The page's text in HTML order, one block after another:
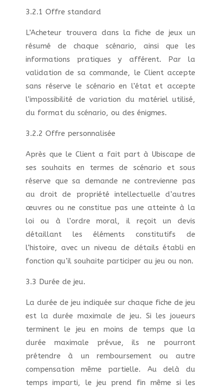
3.2.1 Offre standard
L’Acheteur trouvera dans la fiche de jeux un
résumé de chaque scénario, ainsi que les
informations pratiques y afférent. Par la
validation de sa commande, le Client accepte
sans réserve le scénario en l’état et accepte
l’impossibilité de variation du matériel utilisé,
du format du scénario, ou des énigmes.
3.2.2 Offre personnalisée
Après que le Client a fait part à Ubiscape de
ses souhaits en termes de scénario et sous
réserve que sa demande ne contrevienne pas
au droit de propriété intellectuelle d’autres
œuvres ou ne constitue pas une atteinte à la
loi ou à l’ordre moral, il reçoit un devis
détaillant les éléments constitutifs de
l’histoire, avec un niveau de détails établi en
fonction qu’il souhaite participer au jeu ou non.
3.3 Durée de jeu.
La durée de jeu indiquée sur chaque fiche de jeu
est la durée maximale de jeu. Si les joueurs
terminent le jeu en moins de temps que la
durée maximale prévue, ils ne pourront
prétendre à un remboursement ou autre
compensation même partielle. Au delà du
temps imparti, le jeu prend fin même si les